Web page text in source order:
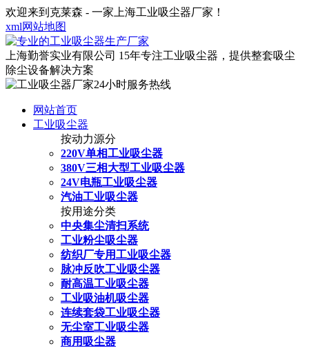
欢迎来到克莱森 - 一家上海工业吸尘器厂家！
xml网站地图
上海勤誉实业有限公司 15年专注工业吸尘器，提供整套吸尘
除尘设备解决方案
网站首页
工业吸尘器
按动力源分
220V单相工业吸尘器
380V三相大型工业吸尘器
24V电瓶工业吸尘器
汽油工业吸尘器
按用途分类
中央集尘清扫系统
工业粉尘吸尘器
纺织厂专用工业吸尘器
脉冲反吹工业吸尘器
耐高温工业吸尘器
工业吸油机吸尘器
连续套袋工业吸尘器
无尘室工业吸尘器
商用吸尘器